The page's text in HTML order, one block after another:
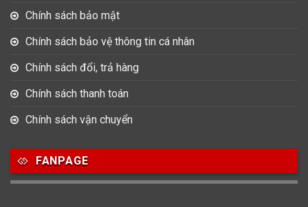
Chính sách bảo mật
Chính sách bảo vệ thông tin cá nhân
Chính sách đổi, trả hàng
Chính sách thanh toán
Chính sách vận chuyển
FANPAGE